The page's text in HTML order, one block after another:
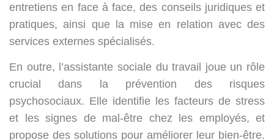
entretiens en face à face, des conseils juridiques et
pratiques, ainsi que la mise en relation avec des
services externes spécialisés.
En outre, l’assistante sociale du travail joue un rôle
crucial dans la prévention des risques
psychosociaux. Elle identifie les facteurs de stress
et les signes de mal-être chez les employés, et
propose des solutions pour améliorer leur bien-être.